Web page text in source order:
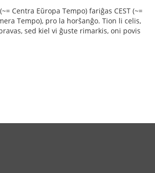
Centra Eŭropa Tempo) fariĝas CEST (~=
Tempo), pro la horŝanĝo. Tion li celis,
sed kiel vi ĝuste rimarkis, oni povis